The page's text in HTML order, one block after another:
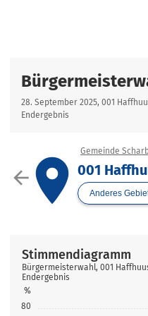
28. September 2025, 001
Endergebnis
arrow_backplace
Gemeinde
001
Anderes
80
%
Stimmendiagramm
Bürgermeisterwahl, 001
Endergebnis